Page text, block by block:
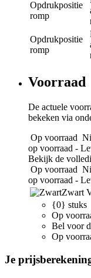
Opdrukpositie
romp
Opdrukpositie
romp
Voorraad
De actuele
bekeken via
Op voorraad
op voorraad -
Bekijk de
Op voorraad
op voorraad -
Zwart
{0} stuks
Op
Bel voor
Op
Je